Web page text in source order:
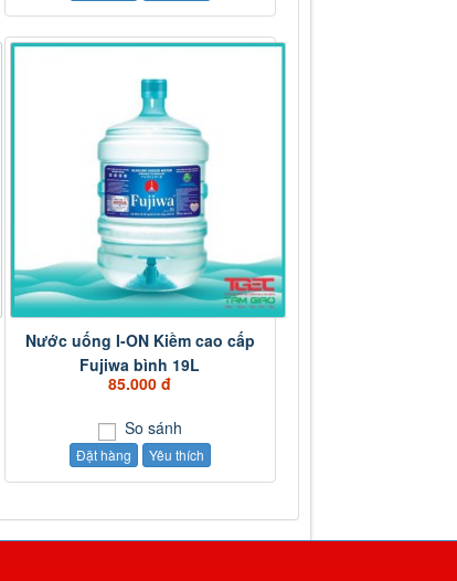
Nước uống I-ON Kiềm cao cấp
Fujiwa bình 19L
85.000 đ
So sánh
Đặt hàng Yêu thích